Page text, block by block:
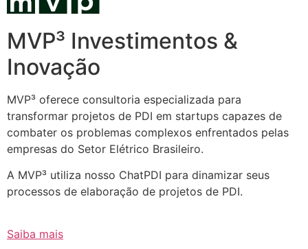
MVP³ Investimentos &
Inovação
MVP³ oferece consultoria especializada para
transformar projetos de PDI em startups capazes de
combater os problemas complexos enfrentados pelas
empresas do Setor Elétrico Brasileiro.
A MVP³ utiliza nosso ChatPDI para dinamizar seus
processos de elaboração de projetos de PDI.
Saiba mais